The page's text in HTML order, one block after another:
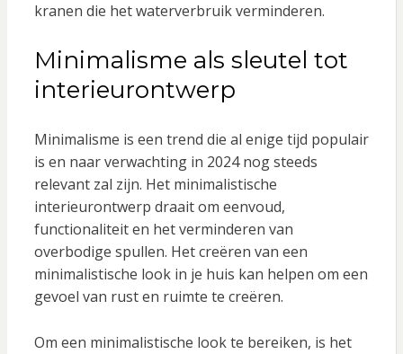
kranen die het waterverbruik verminderen.
Minimalisme als sleutel tot
interieurontwerp
Minimalisme is een trend die al enige tijd populair
is en naar verwachting in 2024 nog steeds
relevant zal zijn. Het minimalistische
interieurontwerp draait om eenvoud,
functionaliteit en het verminderen van
overbodige spullen. Het creëren van een
minimalistische look in je huis kan helpen om een
gevoel van rust en ruimte te creëren.
Om een minimalistische look te bereiken, is het